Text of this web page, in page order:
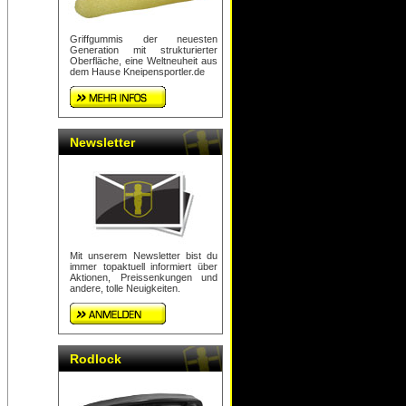
Griffgummis der neuesten
Generation mit strukturierter
Oberfläche, eine Weltneuheit aus
dem Hause Kneipensportler.de
Newsletter
Mit unserem Newsletter bist du
immer topaktuell informiert über
Aktionen, Preissenkungen und
andere, tolle Neuigkeiten.
Rodlock